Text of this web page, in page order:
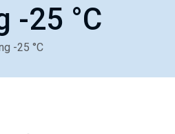
-25 °C
-25 °C